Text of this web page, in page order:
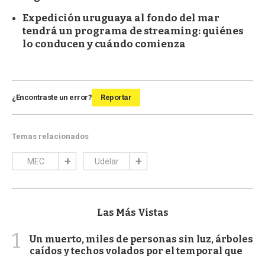
Expedición uruguaya al fondo del mar
tendrá un programa de streaming: quiénes
lo conducen y cuándo comienza
¿Encontraste un error? Reportar
Temas relacionados
MEC Udelar
Las Más Vistas
1
Un muerto, miles de personas sin luz, árboles
caídos y techos volados por el temporal que